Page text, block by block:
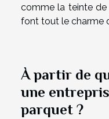
comme la teinte de
font tout le charme
À partir de
une
parquet ?